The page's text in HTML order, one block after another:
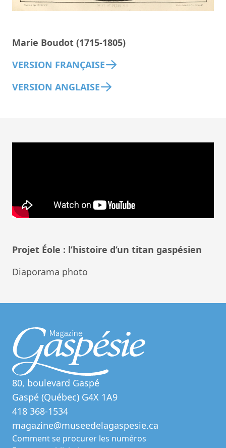
Marie Boudot (1715-1805)
VERSION FRANÇAISE
VERSION ANGLAISE
Projet Éole : l’histoire d’un titan gaspésien
Diaporama photo
80, boulevard Gaspé
Gaspé (Québec) G4X 1A9
418 368-1534
magazine@museedelagaspesie.ca
Comment se procurer les numéros